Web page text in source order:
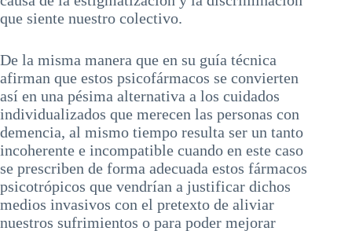
que siente nuestro colectivo.
De la misma manera que en su guía técnica
afirman que estos psicofármacos se convierten
así en una pésima alternativa a los cuidados
individualizados que merecen las personas con
demencia, al mismo tiempo resulta ser un tanto
incoherente e incompatible cuando en este caso
se prescriben de forma adecuada estos fármacos
psicotrópicos que vendrían a justificar dichos
medios invasivos con el pretexto de aliviar
nuestros sufrimientos o para poder mejorar